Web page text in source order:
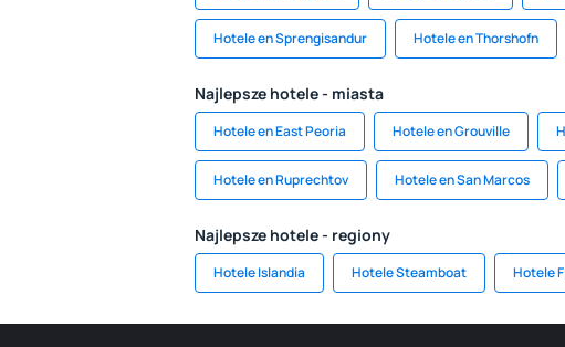
Hotele en Sprengisandur Hotele en Thorshofn
Najlepsze hotele - miasta
Hotele en East Peoria Hotele en Grouville
Hotele en Ruprechtov Hotele en San Marcos
Najlepsze hotele - regiony
Hotele Islandia Hotele Steamboat Hotele